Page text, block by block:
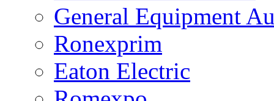
General Equipment
Ronexprim
Eaton Electric